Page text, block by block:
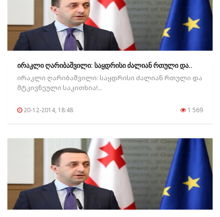
ირაკლი ღარიბაშვილი: საყდრისი ძალიან რთული და..
ირაკლი ღარიბაშვილი: საყდრისი ძალიან რთული და
მტკივნეული საკითხია!...
20-12-2014, 18:48 1 569